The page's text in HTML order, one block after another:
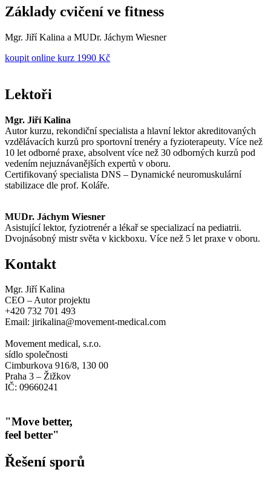
Základy cvičení ve fitness
Mgr. Jiří Kalina a MUDr. Jáchym Wiesner
koupit online kurz 1990 Kč
Lektoři
Mgr. Jiří Kalina
Autor kurzu, rekondiční specialista a hlavní lektor akreditovaných
vzdělávacích kurzů pro sportovní trenéry a fyzioterapeuty. Více než
10 let odborné praxe, absolvent více než 30 odborných kurzů pod
vedením nejuznávanějších expertů v oboru.
Certifikovaný specialista DNS – Dynamické neuromuskulární
stabilizace dle prof. Koláře.
MUDr. Jáchym Wiesner
Asistující lektor, fyziotrenér a lékař se specializací na pediatrii.
Dvojnásobný mistr světa v kickboxu. Více než 5 let praxe v oboru.
Kontakt
Mgr. Jiří Kalina
CEO – Autor projektu
+420 732 701 493
Email: jirikalina@movement-medical.com
Movement medical, s.r.o.
sídlo společnosti
Cimburkova 916/8, 130 00
Praha 3 – Žižkov
IČ: 09660241
"Move better,
feel better"
Řešení sporů